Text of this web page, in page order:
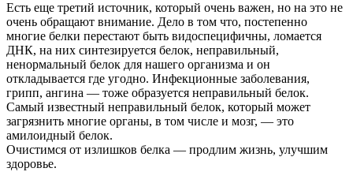
Есть еще третий источник, который очень важен, но на это не
очень обращают внимание. Дело в том что, постепенно
многие белки перестают быть видоспецифичны, ломается
ДНК, на них синтезируется белок, неправильный,
ненормальный белок для нашего организма и он
откладывается где угодно. Инфекционные заболевания,
грипп, ангина — тоже образуется неправильный белок.
Самый известный неправильный белок, который может
загрязнить многие органы, в том числе и мозг, — это
амилоидный белок.
Очистимся от излишков белка — продлим жизнь, улучшим
здоровье.